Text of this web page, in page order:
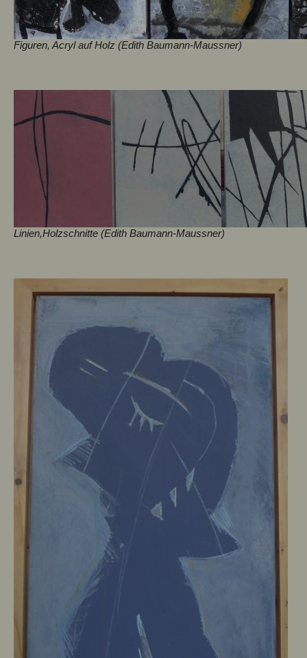
Figuren, Acryl auf Holz (Edith Baumann-Maussner)
Linien,Holzschnitte (Edith Baumann-Maussner)